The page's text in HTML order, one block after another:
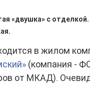
«двушка» с отделкой.
в жилом
(компания -
от МКАД).